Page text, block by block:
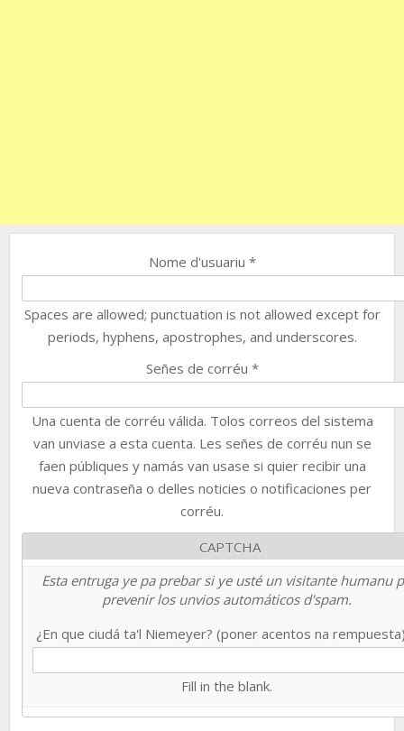
Nome d'usuariu *
Spaces are allowed; punctuation is not allowed except for
periods, hyphens, apostrophes, and underscores.
Señes de corréu *
Una cuenta de corréu válida. Tolos correos del sistema
van unviase a esta cuenta. Les señes de corréu nun se
faen públiques y namás van usase si quier recibir una
nueva contraseña o delles noticies o notificaciones per
corréu.
CAPTCHA
Esta entruga ye pa prebar si ye usté un visitante humanu
prevenir los unvios automáticos d'spam.
¿En que ciudá ta'l Niemeyer? (poner acentos na
Fill in the blank.